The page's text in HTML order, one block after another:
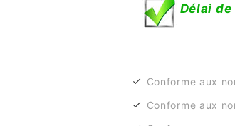
Délai
Conforme aux
Conforme aux